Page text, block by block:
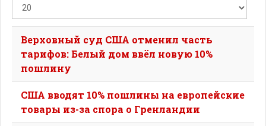
Верховный суд США отменил часть
тарифов: Белый дом ввёл новую 10%
пошлину
США вводят 10% пошлины на европейские
товары из-за спора о Гренландии